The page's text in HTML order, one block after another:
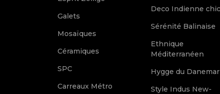
Galets
Mosaïques
Céramiques
SPC
Carreaux Métro
Deco Indienne chic
Sérénité Balinaise
Ethnique
Méditerranéen
Hygge du
Style Indus New-